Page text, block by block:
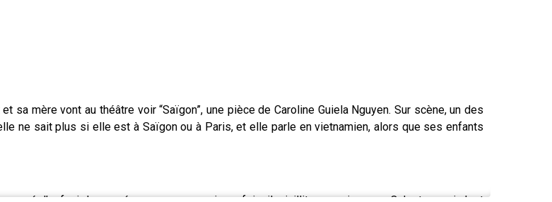
mère vont au théâtre voir “Saïgon”, une pièce de Caroline Guiela Nguyen. Sur scène, un des
ne sait plus si elle est à Saïgon ou à Paris, et elle parle en vietnamien, alors que ses enfants